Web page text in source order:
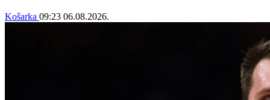
Košarka 09:23 06.08.2026.